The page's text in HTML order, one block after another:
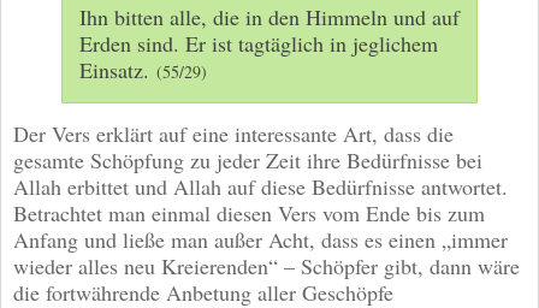
Ihn bitten alle, die in den Himmeln und auf
Erden sind. Er ist tagtäglich in jeglichem
Einsatz. (55/29)
Der Vers erklärt auf eine interessante Art, dass die
gesamte Schöpfung zu jeder Zeit ihre Bedürfnisse bei
Allah erbittet und Allah auf diese Bedürfnisse antwortet.
Betrachtet man einmal diesen Vers vom Ende bis zum
Anfang und ließe man außer Acht, dass es einen „immer
wieder alles neu Kreierenden“ – Schöpfer gibt, dann wäre
die fortwährende Anbetung aller Geschöpfe